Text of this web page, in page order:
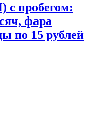
c пробегом:
фара
по 15 рублей